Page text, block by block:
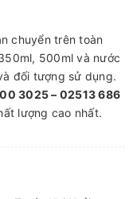
chuyển trên toàn
500ml và nước
đối tượng sử dụng.
3025 – 02513 686
lượng cao nhất.